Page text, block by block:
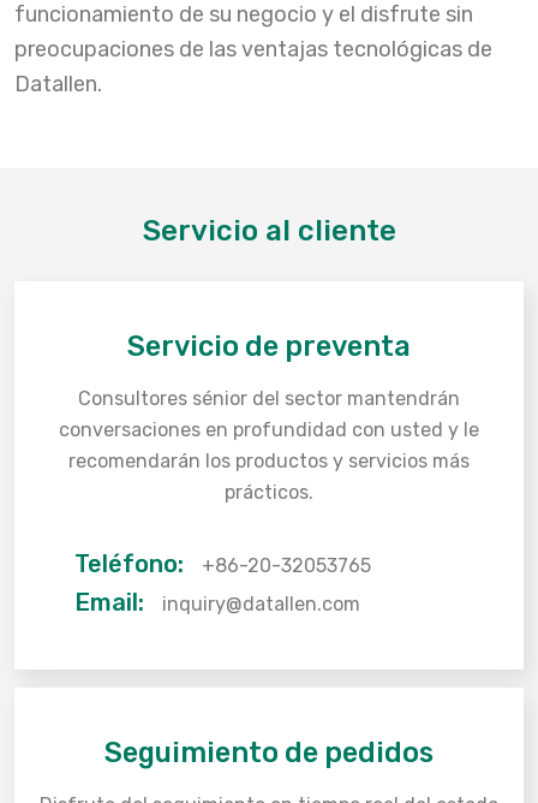
funcionamiento de su negocio y el disfrute sin
preocupaciones de las ventajas tecnológicas de
Datallen.
Servicio al cliente
Servicio de preventa
Consultores sénior del sector mantendrán
conversaciones en profundidad con usted y le
recomendarán los productos y servicios más
prácticos.
Teléfono: +86-20-32053765
Email: inquiry@datallen.com
Seguimiento de pedidos